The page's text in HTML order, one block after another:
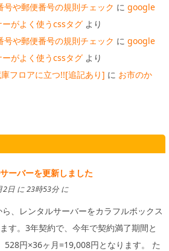
や郵便番号の規則チェック に google
がよく使うcssタグ より
や郵便番号の規則チェック に google
がよく使うcssタグ より
フロアに立つ!![追記あり] に お市のか
ーバーを更新しました
2日 に 23時53分 に
、レンタルサーバーをカラフルボックス
す。3年契約で、今年で契約満了期間と
528円×36ヶ月=19,008円となります。 た